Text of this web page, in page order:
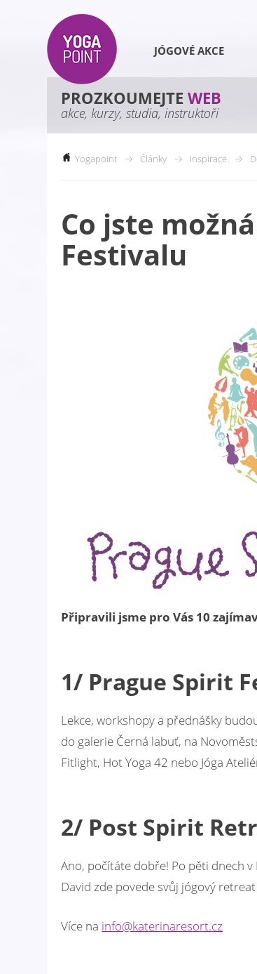
JÓGOVÉ AKCE
PROZKOUMEJTE WEB
akce, kurzy, studia, instruktoři
Yogapoint Články Inspirace
Co jste
Festivalu
Připravili jsme pro Vás 10
1/ Prague Spirit
Lekce, workshopy a přednášky
do galerie Černá labuť, na
Fitlight, Hot Yoga 42 nebo Jóga
2/ Post Spirit
Ano, počítáte dobře! Po pěti dnech
David zde povede svůj jógový
Více na info@katerinaresort.cz